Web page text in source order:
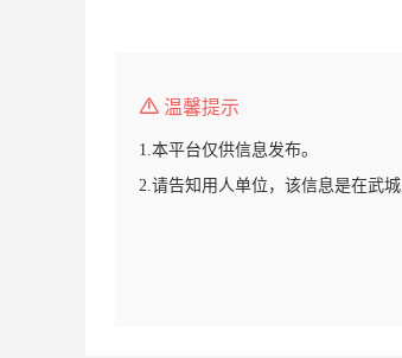
温馨提示
1.本平台仅供信息发布。
2.请告知用人单位，该信息是在武城